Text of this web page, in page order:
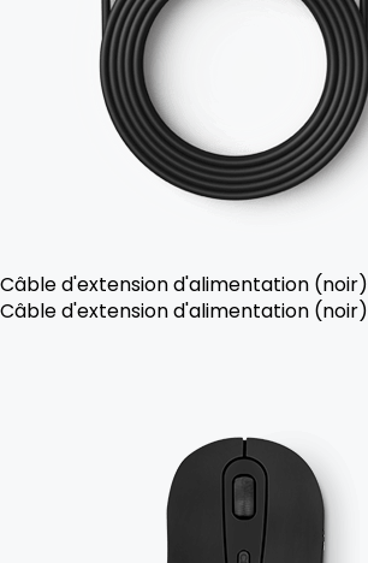
Câble d'extension d'alimentation (noir)
Câble d'extension d'alimentation (noir)